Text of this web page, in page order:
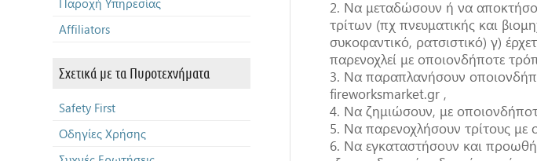
2. Να μεταδώσουν ή να
τρίτων (πχ πνευματικής και
συκοφαντικό, ρατσιστικό) γ)
παρενοχλεί με οποιονδήποτε
3. Να παραπλανήσουν
fireworksmarket.gr ,
4. Να ζημιώσουν, με
5. Να παρενοχλήσουν τρίτους με
6. Να εγκαταστήσουν και
Παροχή Υπηρεσίας
Affiliators
Σχετικά με τα Πυροτεχνήματα
Safety First
Οδηγίες Χρήσης